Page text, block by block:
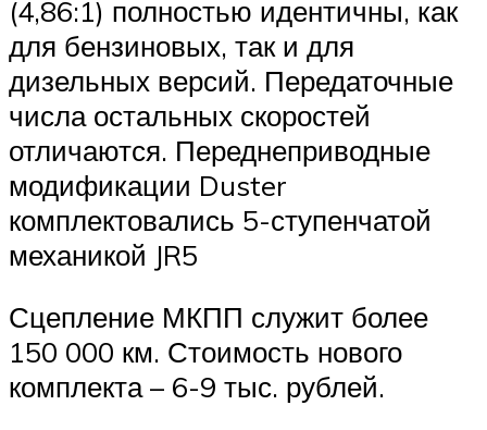
(4,86:1) полностью идентичны, как
для бензиновых, так и для
дизельных версий. Передаточные
числа остальных скоростей
отличаются. Переднеприводные
модификации Duster
комплектовались 5-ступенчатой
механикой JR5
Сцепление МКПП служит более
150 000 км. Стоимость нового
комплекта – 6-9 тыс. рублей.